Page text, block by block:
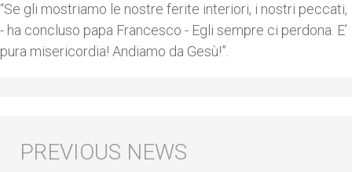
“Se gli mostriamo le nostre ferite interiori, i nostri peccati,
- ha concluso papa Francesco - Egli sempre ci perdona. E’
pura misericordia! Andiamo da Gesù!”.